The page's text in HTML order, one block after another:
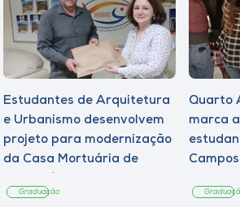
Estudantes de Arquitetura
e Urbanismo desenvolvem
projeto para modernização
da Casa Mortuária de
Graduação
Quarto
marca